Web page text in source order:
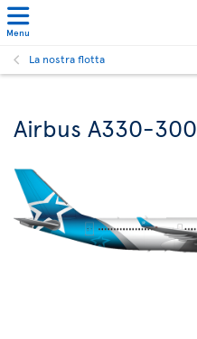
Menu
La nostra flotta
Airbus A330-300